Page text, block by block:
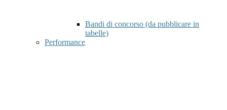
Bandi di concorso (da pubblicare in
tabelle)
Performance